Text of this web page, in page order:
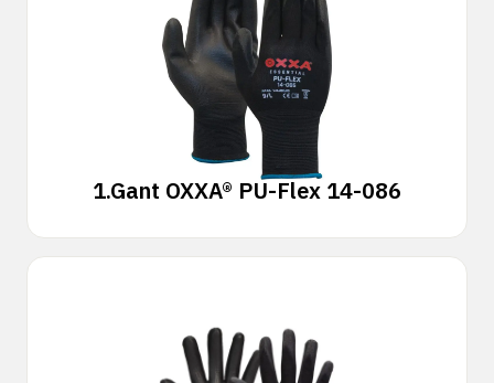
1.Gant OXXA® PU-Flex 14-086